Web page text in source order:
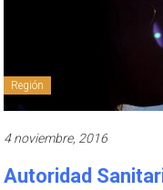
Región
4 noviembre, 2016
Autoridad